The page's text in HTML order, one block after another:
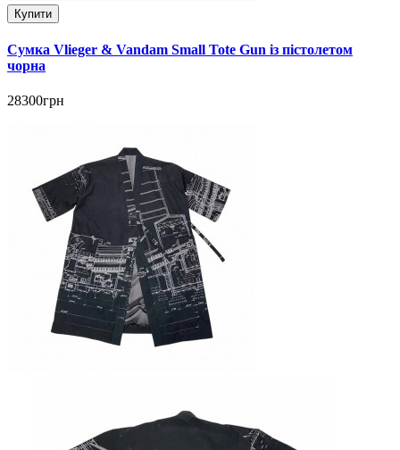
Купити
Сумка Vlieger & Vandam Small Tote Gun із пістолетом
чорна
28300грн